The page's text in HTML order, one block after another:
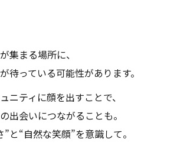
集まる場所に、
待っている可能性があります。
ニティに顔を出すことで、
出会いにつながることも。
と“自然な笑顔”を意識して。